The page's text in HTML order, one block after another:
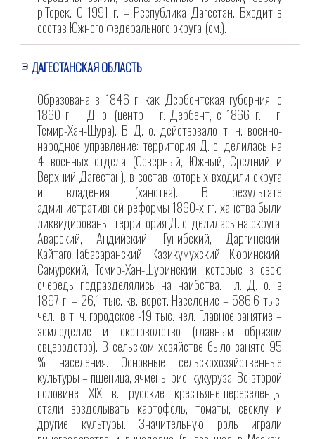
ДАГЕСТАНСКАЯ ОБЛАСТЬ
Образована в 1846 г. как Дербентская губерния, с
1860 г. – Д. о. (центр – г. Дербент, с 1866 г. – г.
Темир-Хан-Шура). В Д. о. действовало т. н. военно-
народное управление: территория Д. о. делилась на
4 военных отдела (Северный, Южный, Средний и
Верхний Дагестан), в состав которых входили округа
и владения (ханства). В результате
административной реформы 1860-х гг. ханства были
ликвидированы, территория Д. о. делилась на округа:
Аварский, Андийский, Гунибский, Даргинский,
Кайтаго-Табасаранский, Казикумухский, Кюринский,
Самурский, Темир-Хан-Шуринский, которые в свою
очередь подразделялись на наибства. Пл. Д. о. в
1897 г. – 26,1 тыс. кв. верст. Население – 586,6 тыс.
чел., в т. ч. городское -19 тыс. чел. Главное занятие –
земледелие и скотоводство (главным образом
овцеводство). В сельском хозяйстве было занято 95
% населения. Основные сельскохозяйственные
культуры – пшеница, ячмень, рис, кукуруза. Во второй
половине XIX в. русские крестьяне-переселенцы
стали возделывать картофель, томаты, свеклу и
другие культуры. Значительную роль играли